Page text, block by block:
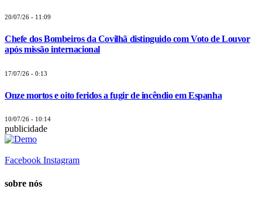
20/07/26 - 11:09
Chefe dos Bombeiros da Covilhã distinguido com Voto de Louvor
após missão internacional
17/07/26 - 0:13
Onze mortos e oito feridos a fugir de incêndio em Espanha
10/07/26 - 10:14
publicidade
Facebook Instagram
sobre nós